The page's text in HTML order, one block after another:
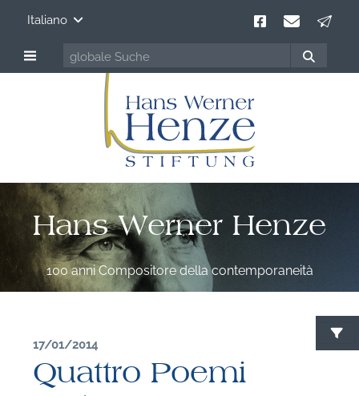
Italiano
Hans Werner Henze
100 anni Compositore della contemporaneità
17/01/2014
Quattro Poemi